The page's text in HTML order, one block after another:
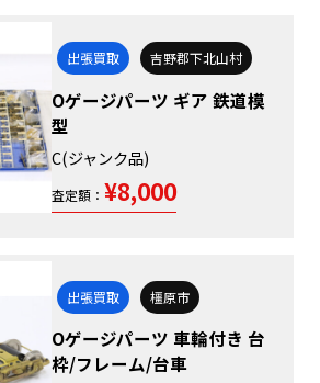
出張買取 吉野郡下北山村
Oゲージパーツ ギア 鉄道模
型
C(ジャンク品)
査定額： ¥8,000
出張買取 橿原市
Oゲージパーツ 車輪付き 台
枠/フレーム/台車